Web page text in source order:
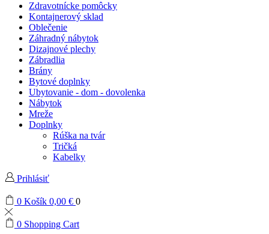
Zdravotnícke pomôcky
Kontajnerový sklad
Oblečenie
Záhradný nábytok
Dizajnové plechy
Zábradlia
Brány
Bytové doplnky
Ubytovanie - dom - dovolenka
Nábytok
Mreže
Doplnky
Rúška na tvár
Tričká
Kabelky
Prihlásiť
0 Košík 0,00 € 0
0 Shopping Cart